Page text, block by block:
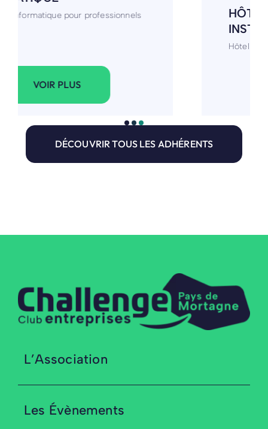
HÔTEL - RESTAURANT -
DÉCOUVRIR TOUS LES ADHÉRENTS
L’Association
Les Évènements